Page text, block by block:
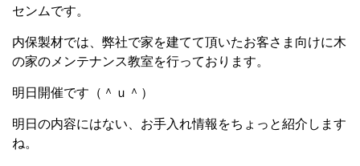
センムです。
内保製材では、弊社で家を建てて頂いたお客さま向けに木
の家のメンテナンス教室を行っております。
明日開催です（＾ｕ＾）
明日の内容にはない、お手入れ情報をちょっと紹介します
ね。